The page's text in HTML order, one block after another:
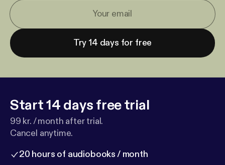
Try 14 days for free
Start 14 days free trial
99 kr. / month after trial.
Cancel anytime.
20 hours of audiobooks / month